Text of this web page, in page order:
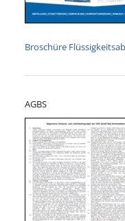
Broschüre
AGBS